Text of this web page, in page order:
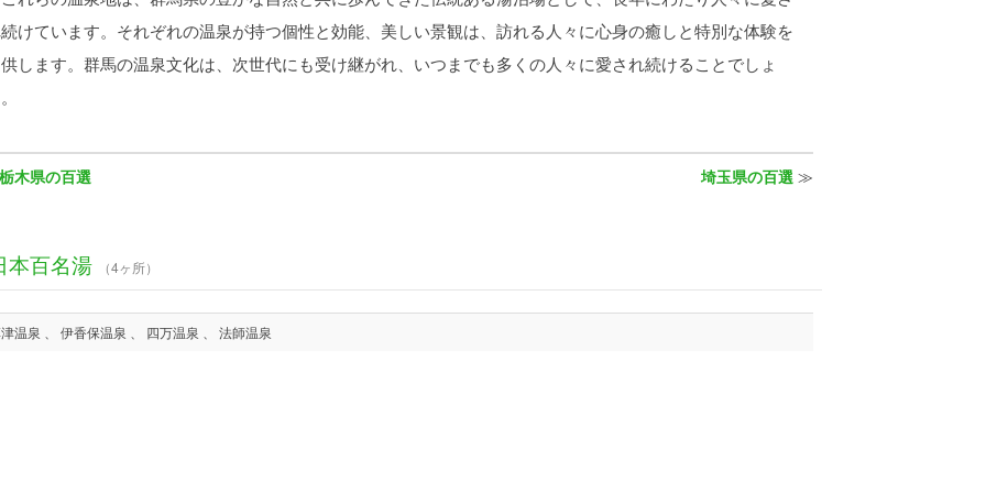
けています。それぞれの温泉が持つ個性と効能、美しい景観は、訪れる人々に心身の癒しと特別な体験を
します。群馬の温泉文化は、次世代にも受け継がれ、いつまでも多くの人々に愛され続けることでしょ
木県の百選 埼玉県の百選≫
本百名湯 （4ヶ所）
草津温泉 、 伊香保温泉 、 四万温泉 、 法師温泉